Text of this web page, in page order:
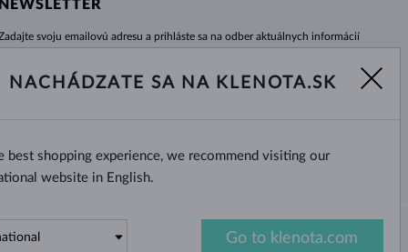
NEWSLETTER
svoju emailovú adresu a prihláste sa na odber aktuálnych informácií
Žiadna novinka, akcia či zľava Vám už neunikne!
Áno, chcem dostávať zaujímavé novinky na e-mail.
NACHÁDZATE SA NA KLENOTA.SK
best shopping experience, we recommend visiting our
website in English.
Go to klenota.com